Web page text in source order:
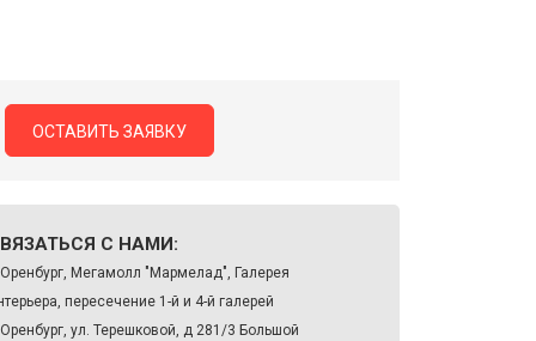
ОСТАВИТЬ ЗАЯВКУ
С НАМИ:
Оренбург, Мегамолл "Мармелад", Галерея
пересечение 1-й и 4-й галерей
Оренбург, ул. Терешковой, д 281/3 Большой